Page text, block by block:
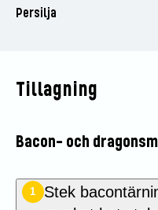
Persilja
Tillagning
Bacon- och
1
Stek